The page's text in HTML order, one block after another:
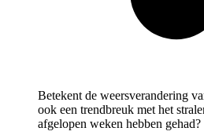
Betekent de weersverandering
ook een trendbreuk met het
afgelopen weken hebben gehad?